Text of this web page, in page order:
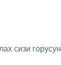
сизи горусун